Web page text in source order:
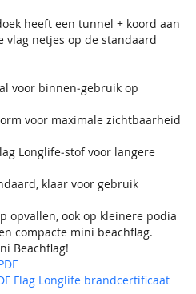
heeft een tunnel + koord aan
vlag netjes op de standaard
voor binnen‑gebruik op
voor maximale zichtbaarheid
Longlife‑stof voor langere
klaar voor gebruik
opvallen, ook op kleinere podia
compacte mini beachflag.
Beachflag!
Flag Longlife brandcertificaat